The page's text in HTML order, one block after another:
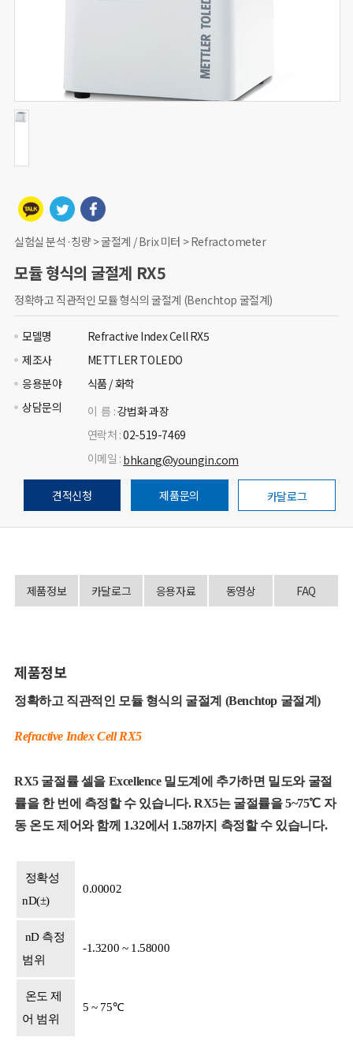
실험실 분석·칭량 > 굴절계 / Brix 미터 > Refractometer
모듈 형식의 굴절계 RX5
정확하고 직관적인 모듈 형식의 굴절계 (Benchtop 굴절계)
모델명
Refractive Index Cell RX5
제조사
METTLER TOLEDO
응용분야
식품 / 화학
상담문의
이 름 :강법화 과장
연락처 :02-519-7469
이메일 : bhkang@youngin.com
견적신청 제품문의 카달로그
제품정보 카달로그 응용자료 동영상 FAQ
제품정보
정확하고 직관적인 모듈 형식의 굴절계 (Benchtop 굴절계)
Refractive Index Cell RX5
RX5 굴절률 셀을 Excellence 밀도계에 추가하면 밀도와 굴절
률을 한 번에 측정할 수 있습니다. RX5는 굴절률을 5~75℃ 자
동 온도 제어와 함께 1.32에서 1.58까지 측정할 수 있습니다.
정확성
nD(±)
0.00002
nD 측정
범위
-1.3200 ~ 1.58000
온도 제
어 범위
5 ~ 75℃